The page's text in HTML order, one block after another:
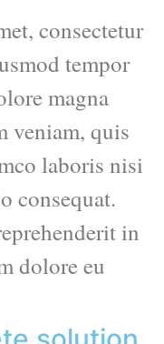
consectetur
tempor
magna
veniam, quis
laboris nisi
consequat.
in
dolore eu